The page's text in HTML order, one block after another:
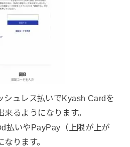
シュレス払いでKyash Cardを
るようになります。
払いやPayPay（上限が上が
ります。